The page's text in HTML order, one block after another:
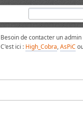
Besoin de contacter un
C'est ici : High_Cobra,AsPiC